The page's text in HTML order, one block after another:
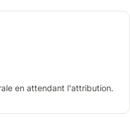
en attendant l'attribution.